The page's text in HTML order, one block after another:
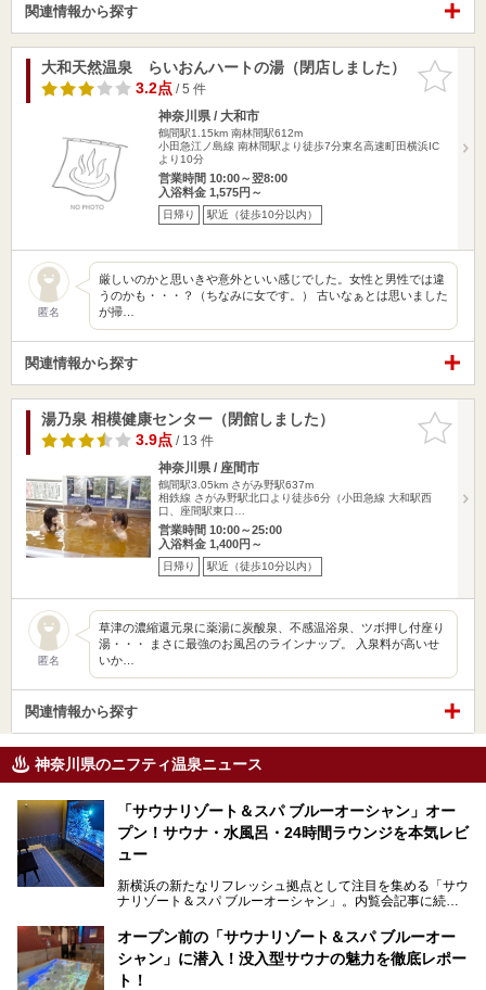
関連情報から探す
お気に入
りに追加
大和天然温泉 らいおんハートの湯（閉店しました）
3.2点/ 5 件
神奈川県 / 大和市
鶴間駅1.15km 南林間駅612m
小田急江ノ島線 南林間駅より徒歩7分東名高速町田横浜IC
より10分
営業時間 10:00～翌8:00
入浴料金 1,575円～
日帰り 駅近（徒歩10分以内）
匿名
厳しいのかと思いきや意外といい感じでした。女性と男性では違
うのかも・・・？（ちなみに女です。） 古いなぁとは思いました
が掃…
関連情報から探す
お気に入
りに追加
湯乃泉 相模健康センター（閉館しました）
3.9点/ 13 件
神奈川県 / 座間市
鶴間駅3.05km さがみ野駅637m
相鉄線 さがみ野駅北口より徒歩6分（小田急線 大和駅西
口、座間駅東口…
営業時間 10:00～25:00
入浴料金 1,400円～
日帰り 駅近（徒歩10分以内）
匿名
草津の濃縮還元泉に薬湯に炭酸泉、不感温浴泉、ツボ押し付座り
湯・・・ まさに最強のお風呂のラインナップ。 入泉料が高いせ
いか…
関連情報から探す
神奈川県のニフティ温泉ニュース
「サウナリゾート＆スパ ブルーオーシャン」オー
プン！サウナ・水風呂・24時間ラウンジを本気レビ
ュー
新横浜の新たなリフレッシュ拠点として注目を集める「サウ
ナリゾート＆スパ ブルーオーシャン」。内覧会記事に続
す。サウナや水風呂の気持ちよさはもちろん、リラックスス
ペースの過ごしやすさまで徹底チェック。新横浜エリアで日
常の疲れをリセットしたい人、ライブやスポーツ観戦遠征組
は必見です。
オープン前の「サウナリゾート＆スパ ブルーオー
シャン」に潜入！没入型サウナの魅力を徹底レポー
ト！